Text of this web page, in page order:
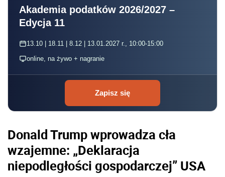
Akademia podatków 2026/2027 –
Edycja 11
13.10 | 18.11 | 8.12 | 13.01.2027 r., 10:00-15:00
online, na żywo + nagranie
Zapisz się
Donald Trump wprowadza cła
wzajemne: „Deklaracja
niepodległości gospodarczej” USA